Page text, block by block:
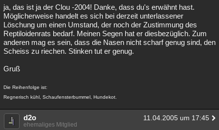
ja, das ist ja der Clou -2004! Danke, dass du's erwähnt hast.
Möglicherweise handelt es sich bei derzeit unterlassener
Löschung um einen Umstand, der noch der Zustimmung des
Reptiloidenrats bedarf. Meinen Segen hat er diesbezüglich. Zum
anderen mag es sein, dass die Nasen nicht scharf genug sind, den
Scheiss zu riechen. Stinken tut er genug.
Gruß
Die Reihenfolge ist:
Regnerisch kühl, Schaufensterbummel, Hundekot.
d2o 11.04.2005 um 17:45
ehemaliges Mitglied